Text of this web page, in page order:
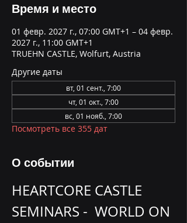
Время и место
01 февр. 2027 г., 07:00 GMT+1 – 04 февр.
2027 г., 11:00 GMT+1
TRUEHN CASTLE, Wolfurt, Austria
Другие даты
вт, 01 сент., 7:00
чт, 01 окт., 7:00
вс, 01 нояб., 7:00
Посмотреть все 355 дат
О событии
HEARTCORE CASTLE
SEMINARS -  WORLD ON